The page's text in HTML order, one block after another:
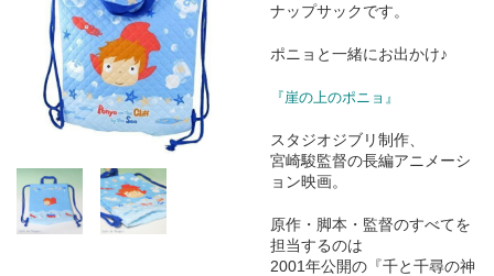
ナップサックです。
ポニョと一緒にお出かけ♪
『崖の上のポニョ』
スタジオジブリ制作、
宮崎駿監督の長編アニメーシ
ョン映画。
原作・脚本・監督のすべてを
担当するのは
2001年公開の『千と千尋の神